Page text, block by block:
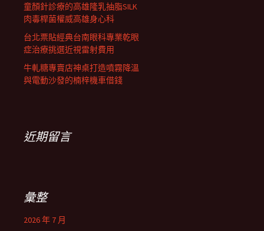
童顏針診療的高雄隆乳抽脂SILK
肉毒桿菌權威高雄身心科
台北票貼經典台南眼科專業乾眼
症治療挑選近視雷射費用
牛軋糖專賣店神桌打造噴霧降溫
與電動沙發的楠梓機車借錢
近期留言
彙整
2026 年 7 月